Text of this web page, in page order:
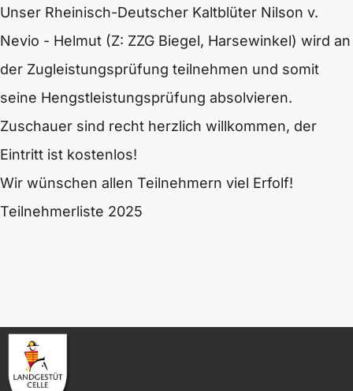
Unser Rheinisch-Deutscher Kaltblüter Nilson v.
Nevio - Helmut (Z: ZZG Biegel, Harsewinkel) wird an
der Zugleistungsprüfung teilnehmen und somit
seine Hengstleistungsprüfung absolvieren.
Zuschauer sind recht herzlich willkommen, der
Eintritt ist kostenlos!
Wir wünschen allen Teilnehmern viel Erfolf!
Teilnehmerliste 2025